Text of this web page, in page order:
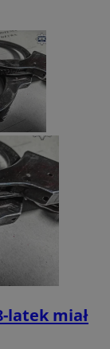
latek miał